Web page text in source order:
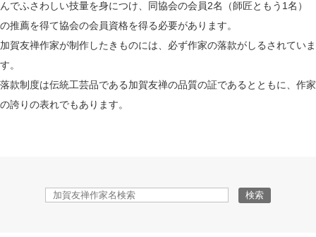
んでふさわしい技量を身につけ、 同協会の会員2名（師匠ともう1名）
の推薦を得て協会の会員資格を得る必要があります。
加賀友禅作家が制作したきものには、必ず作家の落款がしるされていま
す。
落款制度は伝統工芸品である加賀友禅の品質の証であるとともに、作家
の誇りの表れでもあります。